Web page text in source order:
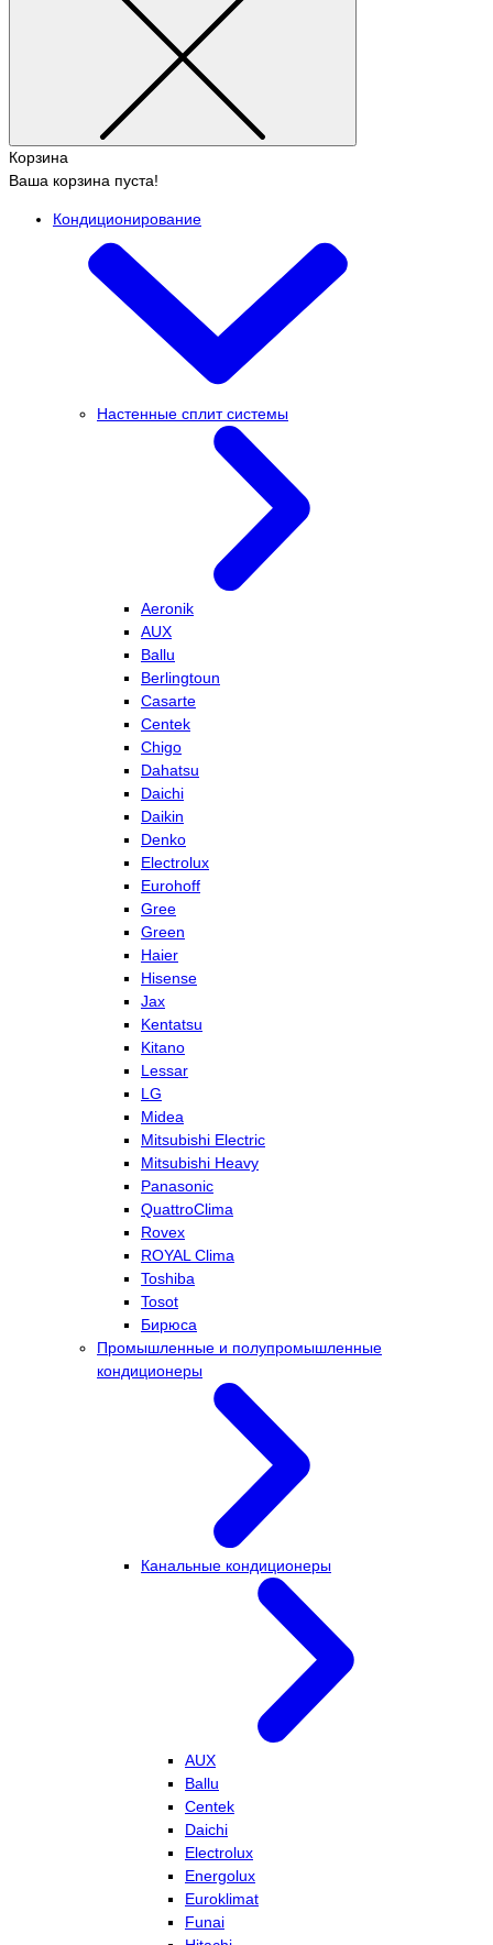
Корзина
Ваша корзина пуста!
Кондиционирование
Настенные сплит системы
Aeronik
AUX
Ballu
Berlingtoun
Casarte
Centek
Chigo
Dahatsu
Daichi
Daikin
Denko
Electrolux
Eurohoff
Gree
Green
Haier
Hisense
Jax
Kentatsu
Kitano
Lessar
LG
Midea
Mitsubishi Electric
Mitsubishi Heavy
Panasonic
QuattroClima
Rovex
ROYAL Clima
Toshiba
Tosot
Бирюса
Промышленные и полупромышленные
кондиционеры
Канальные кондиционеры
AUX
Ballu
Centek
Daichi
Electrolux
Energolux
Euroklimat
Funai